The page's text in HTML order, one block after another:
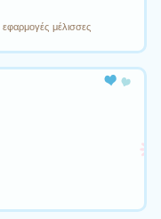
εφαρμογές μέλισσες